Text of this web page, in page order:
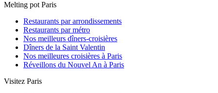
Melting pot Paris
Restaurants par arrondissements
Restaurants par métro
Nos meilleurs dîners-croisières
Dîners de la Saint Valentin
Nos meilleures croisières à Paris
Réveillons du Nouvel An à Paris
Visitez Paris